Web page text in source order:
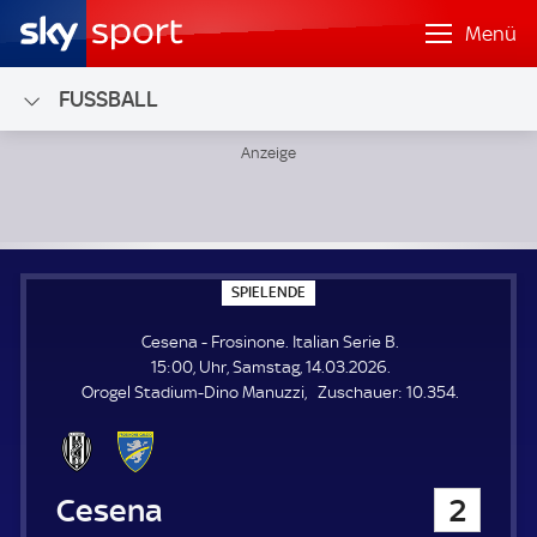
Menü
FUSSBALL
SPIELENDE
P
E
L
E
Cesena - Frosinone. Italian Serie B.
15:00, Uhr, Samstag, 14.03.2026.
Orogel Stadium-Dino Manuzzi
Zuschauer: Z
10.354.
Cesena 2